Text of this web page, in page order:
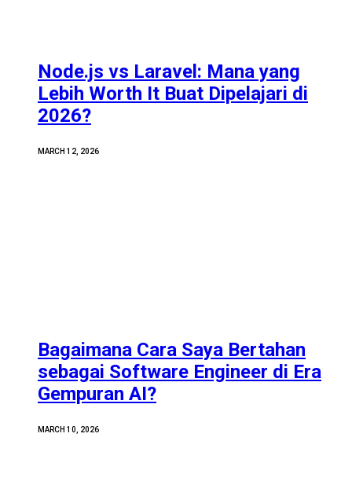
Node.js vs Laravel: Mana yang
Lebih Worth It Buat Dipelajari di
2026?
MARCH 12, 2026
Bagaimana Cara Saya Bertahan
sebagai Software Engineer di Era
Gempuran AI?
MARCH 10, 2026